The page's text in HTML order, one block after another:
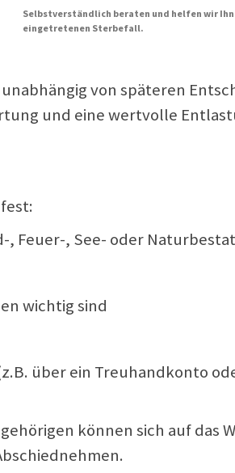
Selbstverständlich beraten und helfen wir
eingetretenen Sterbefall.
von späteren
und eine wertvolle
, Feuer-, See- oder
wichtig sind
über ein Treuhandkonto
können sich auf das